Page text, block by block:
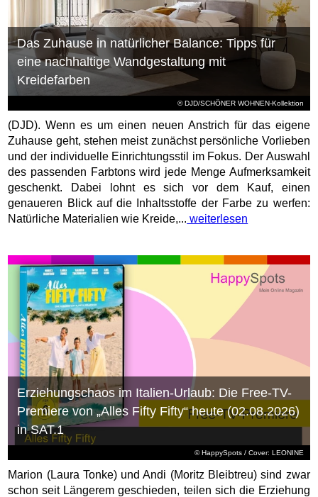
© DJD/SCHÖNER WOHNEN-Kollektion
Das Zuhause in natürlicher Balance: Tipps für
eine nachhaltige Wandgestaltung mit
Kreidefarben
(DJD). Wenn es um einen neuen Anstrich für das eigene
Zuhause geht, stehen meist zunächst persönliche Vorlieben
und der individuelle Einrichtungsstil im Fokus. Der Auswahl
des passenden Farbtons wird jede Menge Aufmerksamkeit
geschenkt. Dabei lohnt es sich vor dem Kauf, einen
genaueren Blick auf die Inhaltsstoffe der Farbe zu werfen:
Natürliche Materialien wie Kreide,... weiterlesen
© HappySpots / Cover: LEONINE
Erziehungschaos im Italien-Urlaub: Die Free-TV-
Premiere von „Alles Fifty Fifty“ heute (02.08.2026)
in SAT.1
Marion (Laura Tonke) und Andi (Moritz Bleibtreu) sind zwar
schon seit Längerem geschieden, teilen sich die Erziehung